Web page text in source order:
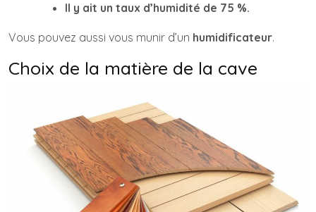
Il y ait un taux d’humidité de 75 %.
Vous pouvez aussi vous munir d’un humidificateur.
Choix de la matière de la cave